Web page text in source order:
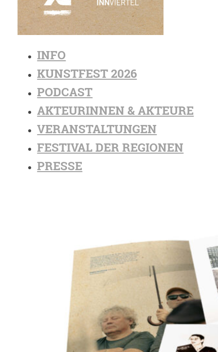
INFO
KUNSTFEST 2026
PODCAST
AKTEURINNEN & AKTEURE
VERANSTALTUNGEN
FESTIVAL DER REGIONEN
PRESSE